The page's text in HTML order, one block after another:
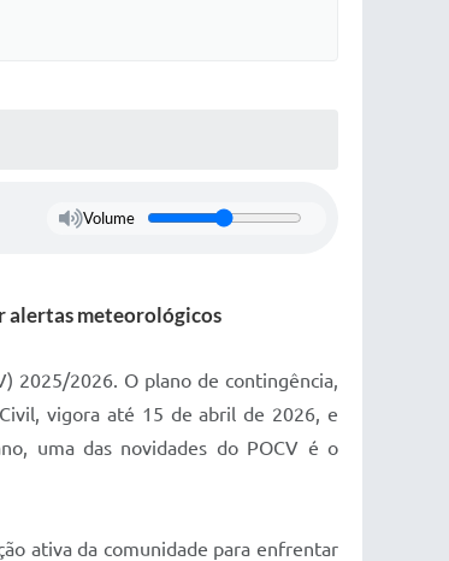
Volume
alertas meteorológicos
2025/2026. O plano de contingência,
vigora até 15 de abril de 2026, e
uma das novidades do POCV é o
ativa da comunidade para enfrentar